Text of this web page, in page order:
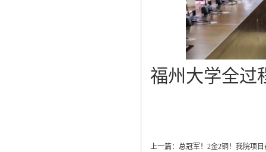
福州大学全过
上一篇： 总冠军！2金2铜！我院项